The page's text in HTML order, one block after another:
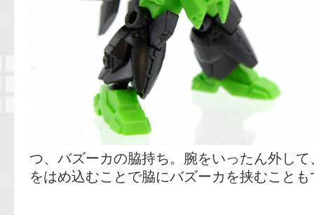
つ、バズーカの脇持ち。腕をいったん外し
をはめ込むことで脇にバズーカを挟むこと